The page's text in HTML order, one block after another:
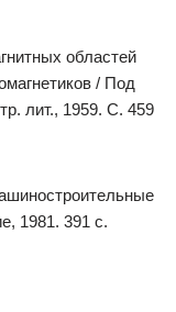
областей
/ Под
лит., 1959. С. 459
1981. 391 с.